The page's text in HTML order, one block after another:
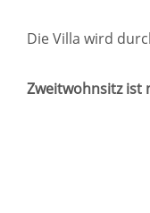
Die Villa wird
Zweitwohnsitz ist